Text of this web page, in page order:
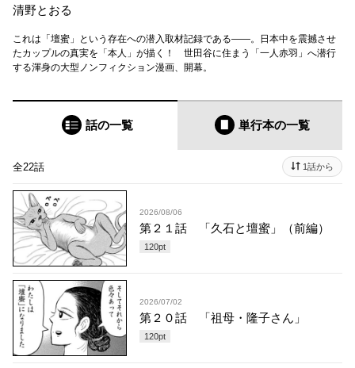
清野とおる
これは「壇蜜」という存在への潜入取材記録である――。日本中を震撼させ
たカップルの真実を「本人」が描く！ 世田谷に住まう「一人赤羽」へ潜行
する渾身の大型ノンフィクション漫画、開幕。
話の一覧 単行本の一覧
全22話 1話から
2026/08/06
第２１話 「久石と壇蜜」（前編）
120pt
2026/07/02
第２０話 「祖母・隆子さん」
120pt